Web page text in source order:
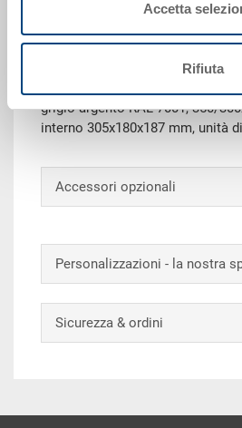
Accetta
Rifiuta
Dati tecnici
grigio argento RAL 7001, 350/
interno 305x180x187 mm, unità
Accessori opzionali
Personalizzazioni - la nostra
Sicurezza & ordini